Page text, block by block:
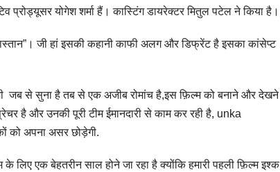
प्रोड्यूसर योगेश शर्मा हैं। कास्टिंग डायरेक्टर मितुल पटेल ने किया है।
जी हां इसकी कहानी काफी अलग और डिफ्रेंट है इसका कांसेप्ट
जब से सुना है तब से एक अजीब रोमांच है,इस फ़िल्म को बनाने और देखने
है और उनकी पूरी टीम ईमानदारी से काम कर रही है, unka
को अपना असर छोड़ेगी.
लिए एक बेहतरीन साल होने जा रहा है क्योंकि हमारी पहली फ़िल्म इश्क